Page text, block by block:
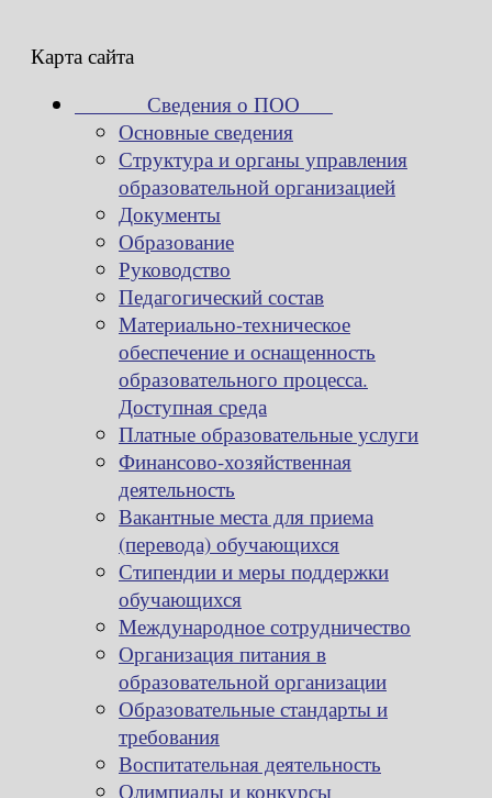
Карта сайта
Сведения о ПОО
Основные сведения
Структура и органы управления
образовательной организацией
Документы
Образование
Руководство
Педагогический состав
Материально-техническое
обеспечение и оснащенность
образовательного процесса.
Доступная среда
Платные образовательные услуги
Финансово-хозяйственная
деятельность
Вакантные места для приема
(перевода) обучающихся
Стипендии и меры поддержки
обучающихся
Международное сотрудничество
Организация питания в
образовательной организации
Образовательные стандарты и
требования
Воспитательная деятельность
Олимпиады и конкурсы